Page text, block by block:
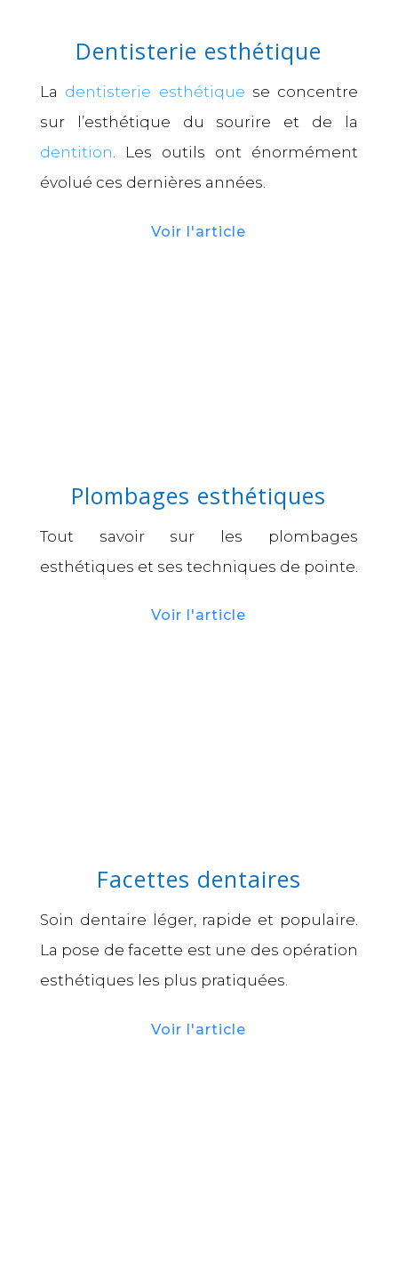
Dentisterie esthétique
La dentisterie esthétique se concentre
sur l’esthétique du sourire et de la
dentition . Les outils ont énormément
évolué ces dernières années.
Voir l'article
Plombages esthétiques
Tout savoir sur les plombages
esthétiques et ses techniques de pointe.
Voir l'article
Facettes dentaires
Soin dentaire léger, rapide et populaire.
La pose de facette est une des opération
esthétiques les plus pratiquées.
Voir l'article